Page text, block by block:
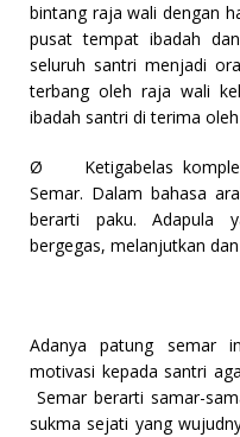
bintang raja wali dengan
pusat tempat ibadah
seluruh santri menjadi
terbang oleh raja wali
ibadah santri di terima oleh
Ø
Ketigabelas
Semar. Dalam bahasa
berarti paku. Adapula
bergegas, melanjutkan
Adanya patung semar
motivasi kepada santri
Semar berarti samar-
sukma sejati yang